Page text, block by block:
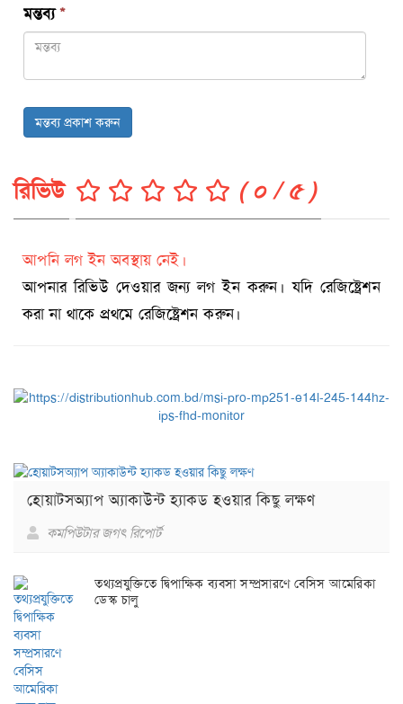
মন্তব্য*
মন্তব্য প্রকাশ করুন
রিভিউ ( ০ / ৫ )
আপনি লগ ইন অবস্থায় নেই।
আপনার রিভিউ দেওয়ার জন্য লগ ইন করুন। যদি রেজিষ্ট্রেশন
করা না থাকে প্রথমে রেজিষ্ট্রেশন করুন।
হোয়াটসঅ্যাপ অ্যাকাউন্ট হ্যাকড হওয়ার কিছু লক্ষণ
কমপিউটার জগৎ রিপোর্ট
তথ্যপ্রযুক্তিতে দ্বিপাক্ষিক ব্যবসা সম্প্রসারণে বেসিস আমেরিকা
ডেস্ক চালু